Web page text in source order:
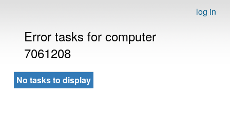
log in
Error tasks for computer
7061208
No tasks to display